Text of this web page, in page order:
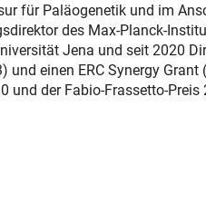
für Paläogenetik und im
des Max-Planck-
Jena und seit 2020
und einen ERC Synergy
und der Fabio-Frassetto-